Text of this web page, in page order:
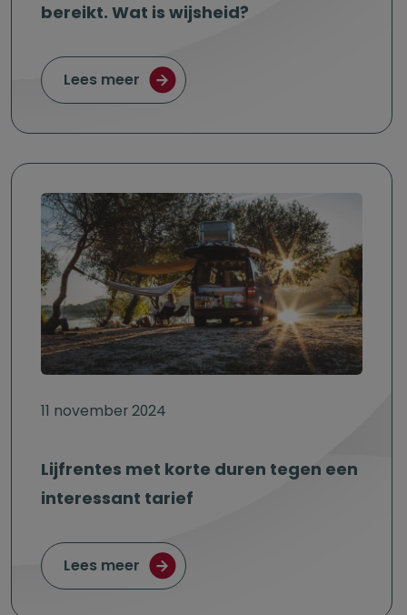
bereikt. Wat is wijsheid?
Lees meer over Einddatum
11 november 2024
Lijfrentes met korte duren tegen een
interessant tarief
Lees meer over Lijfrentes met korte duren